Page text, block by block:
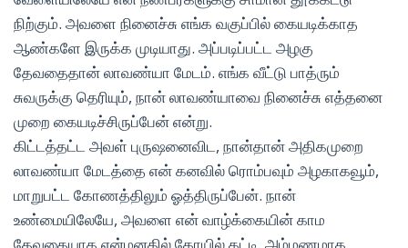
நிற்கும். அவளை நினைச்சு எங்க வகுப்பில் கையடிக்காத
ஆண்களே இருக்க முடியாது. அப்படிப்பட்ட அழகு
தேவதைதான் லாவண்யா மேடம். எங்க வீட்டு பாத்ரும்
சுவருக்கு தெரியும், நான் லாவண்யாவை நினைச்சு எத்தனை
முறை கையடிச்சிருப்பேன் என்று.
கிட்டத்தட்ட அவள் புருஷனைவிட, நான்தான் அதிகமுறை
லாவண்யா மேடத்தை என் கனவில் ரொம்பவும் அழகாகவூம்,
மாறுபட்ட கோணத்திலும் ஓத்திருப்பேன். நான்
உண்மையிலேயே, அவளை என் வாழ்க்கையின் காம